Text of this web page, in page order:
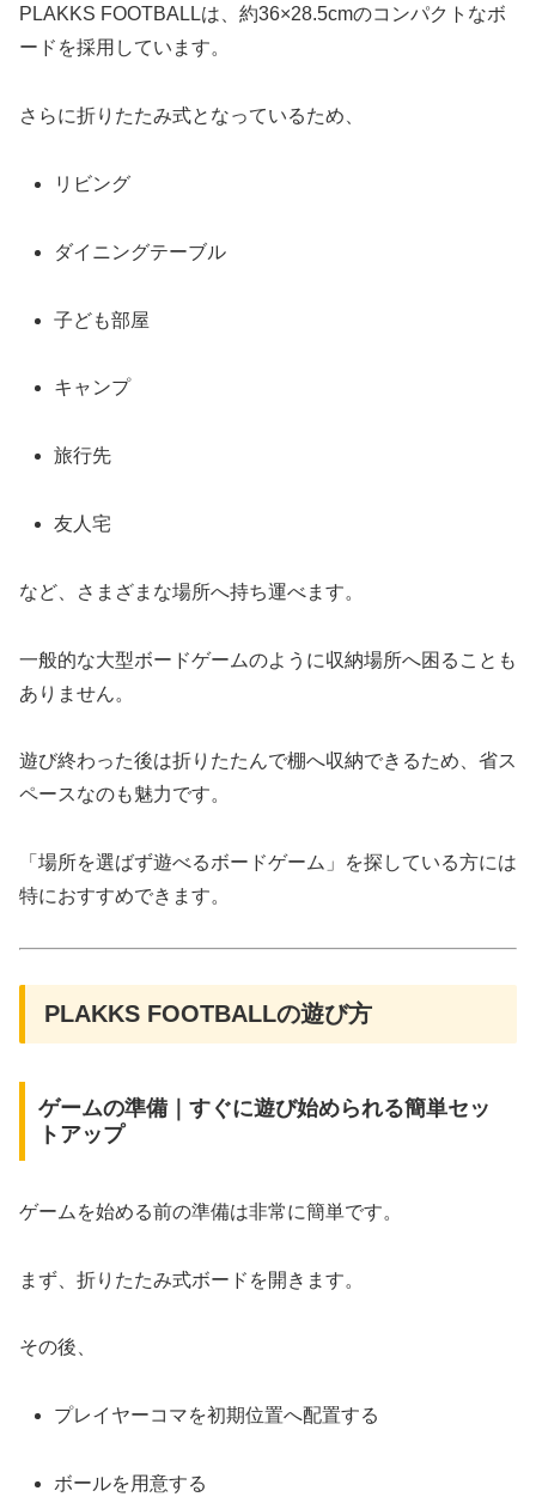
PLAKKS FOOTBALLは、約36×28.5cmのコンパクトなボ
ードを採用しています。
さらに折りたたみ式となっているため、
リビング
ダイニングテーブル
子ども部屋
キャンプ
旅行先
友人宅
など、さまざまな場所へ持ち運べます。
一般的な大型ボードゲームのように収納場所へ困ることも
ありません。
遊び終わった後は折りたたんで棚へ収納できるため、省ス
ペースなのも魅力です。
「場所を選ばず遊べるボードゲーム」を探している方には
特におすすめできます。
PLAKKS FOOTBALLの遊び方
ゲームの準備｜すぐに遊び始められる簡単セッ
トアップ
ゲームを始める前の準備は非常に簡単です。
まず、折りたたみ式ボードを開きます。
その後、
プレイヤーコマを初期位置へ配置する
ボールを用意する